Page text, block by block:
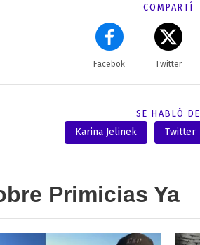
COMPARTÍ
Facebok Twitter
SE HABLÓ DE
Karina Jelinek
Twitter
Primicias Ya